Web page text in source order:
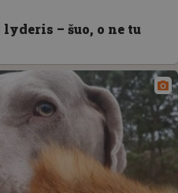
– šuo, o ne tu